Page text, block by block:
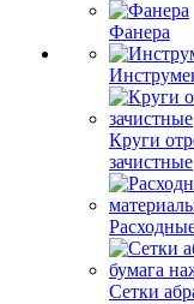
Фанера
Круги
зачистные
Сетки